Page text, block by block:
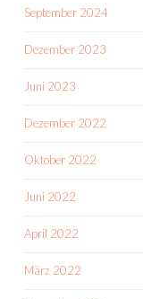
September 2024
Dezember 2023
Juni 2023
Dezember 2022
Oktober 2022
Juni 2022
April 2022
März 2022